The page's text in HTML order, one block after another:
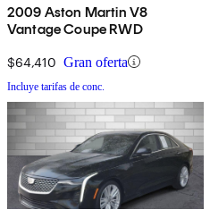
2009 Aston Martin V8
Vantage Coupe RWD
$64,410 Gran oferta
Incluye tarifas de conc.